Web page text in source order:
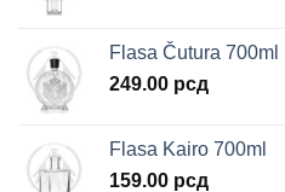
Flasa Čutura 700ml
249.00 рсд
Flasa Kairo 700ml
159.00 рсд